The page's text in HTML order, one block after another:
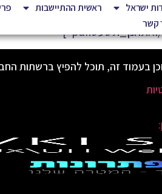
ישראל ראשית ההתיישבות
קשר
בעמוד זה, תוכל להפיץ ברשתות